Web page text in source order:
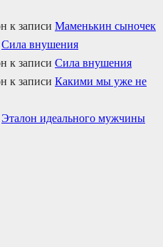
к записи Маменькин сыночек
Сила внушения
к записи Сила внушения
к записи Какими мы уже не
Эталон идеального мужчины